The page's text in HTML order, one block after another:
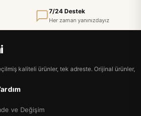
7/24 Destek
Her zaman yanınızdayız
kaliteli ürünler, tek adreste. Orijinal ürünler,
ve Değişim